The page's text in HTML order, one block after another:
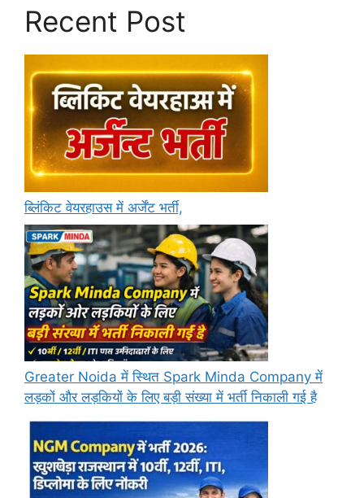
Recent Post
ब्लिंकिट वेयरहाउस में अर्जेंट भर्ती,
Greater Noida में स्थित Spark Minda Company में
लड़कों और लड़कियों के लिए बड़ी संख्या में भर्ती निकाली गई है